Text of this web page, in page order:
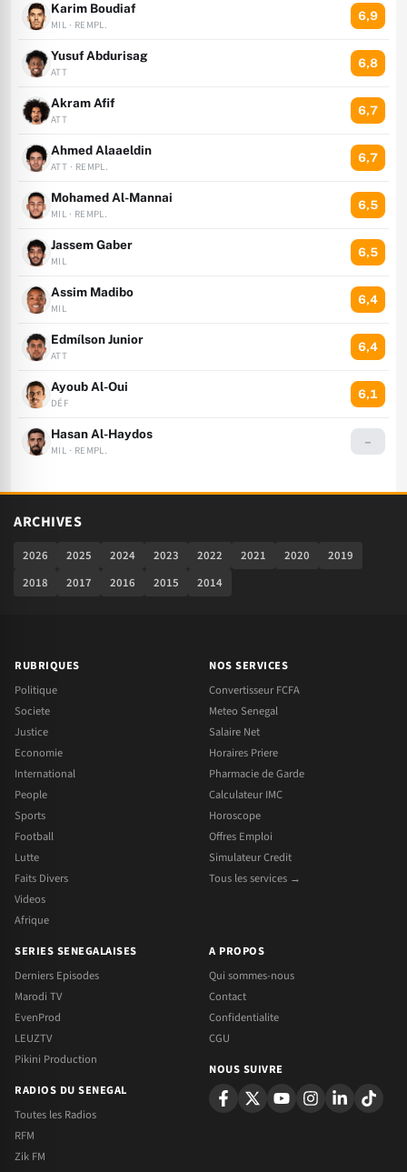
Karim Boudiaf
MIL · REMPL.
6,9
Yusuf Abdurisag
ATT
6,8
Akram Afif
ATT
6,7
Ahmed Alaaeldin
ATT · REMPL.
6,7
Mohamed Al-Mannai
MIL · REMPL.
6,5
Jassem Gaber
MIL
6,5
Assim Madibo
MIL
6,4
Edmílson Junior
ATT
6,4
Ayoub Al-Oui
DÉF
6,1
Hasan Al-Haydos
MIL · REMPL.
–
ARCHIVES
2026 2025 2024 2023 2022 2021 2020
2019
2018
2017 2016 2015 2014
RUBRIQUES
Politique
Societe
Justice
Economie
International
People
Sports
Football
Lutte
Faits Divers
Videos
Afrique
NOS SERVICES
Convertisseur FCFA
Meteo Senegal
Salaire Net
Horaires Priere
Pharmacie de Garde
Calculateur IMC
Horoscope
Offres Emploi
Simulateur Credit
Tous les services →
SERIES SENEGALAISES
Derniers Episodes
Marodi TV
EvenProd
LEUZTV
Pikini Production
RADIOS DU SENEGAL
Toutes les Radios
RFM
Zik FM
A PROPOS
Qui sommes-nous
Contact
Confidentialite
CGU
NOUS SUIVRE